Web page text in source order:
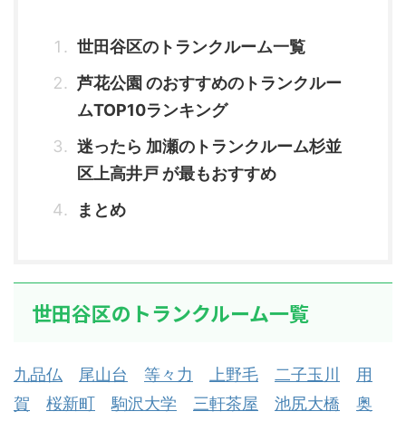
世田谷区のトランクルーム一覧
芦花公園 のおすすめのトランクルー
ムTOP10ランキング
迷ったら 加瀬のトランクルーム杉並
区上高井戸 が最もおすすめ
まとめ
世田谷区のトランクルーム一覧
九品仏 尾山台 等々力 上野毛 二子玉川
用
賀
桜新町 駒沢大学 三軒茶屋 池尻大橋
奥